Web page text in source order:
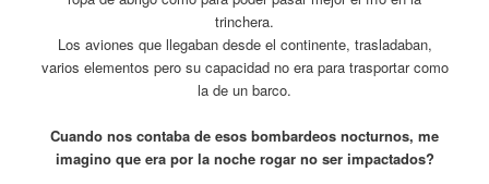
trinchera.
Los aviones que llegaban desde el continente, trasladaban,
varios elementos pero su capacidad no era para trasportar como
la de un barco.
Cuando nos contaba de esos bombardeos nocturnos, me
imagino que era por la noche rogar no ser impactados?